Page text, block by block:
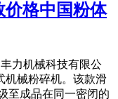
价格中国粉体
力机械科技有限公
机械粉碎机。该款滑
至成品在同一密闭的